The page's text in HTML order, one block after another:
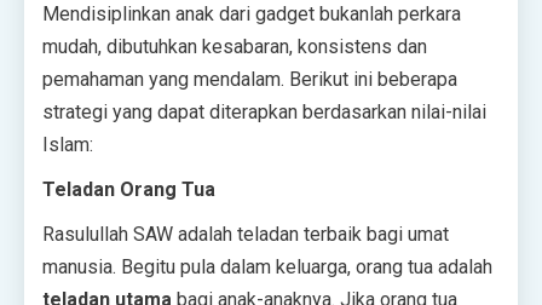
Mendisiplinkan anak dari gadget bukanlah perkara
mudah, dibutuhkan kesabaran, konsistens dan
pemahaman yang mendalam. Berikut ini beberapa
strategi yang dapat diterapkan berdasarkan nilai-nilai
Islam:
Teladan Orang Tua
Rasulullah SAW adalah teladan terbaik bagi umat
manusia. Begitu pula dalam keluarga, orang tua adalah
teladan utama bagi anak-anaknya. Jika orang tua